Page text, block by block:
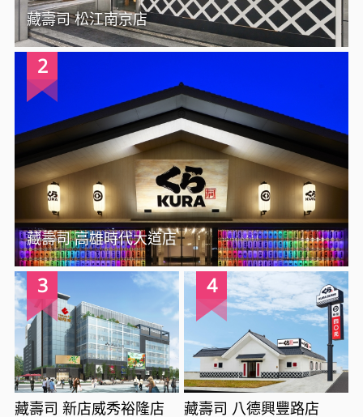
藏壽司 松江南京店
2
藏壽司 高雄時代大道店
3
藏壽司 新店威秀裕隆店
4
藏壽司 八德興豐路店